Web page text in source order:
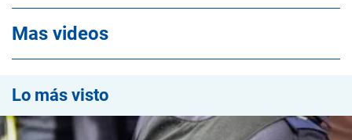
Mas videos
Lo más visto